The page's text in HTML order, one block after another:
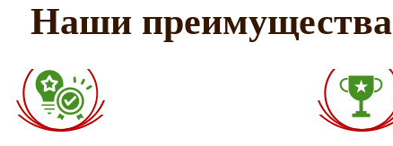
Наши преимущества